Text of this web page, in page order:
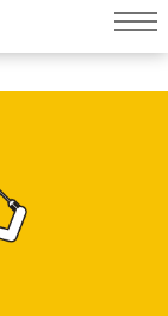
doesn't exist::SQL